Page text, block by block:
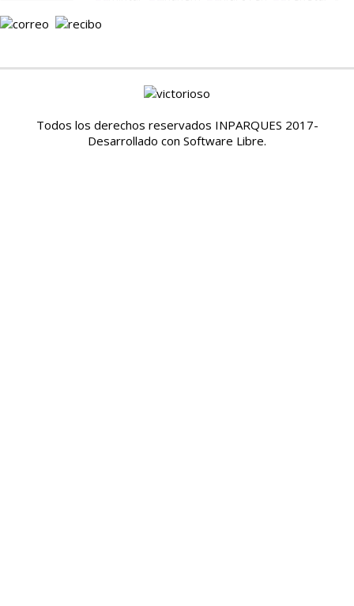
Todos los derechos reservados INPARQUES 2017-
Desarrollado con Software Libre.